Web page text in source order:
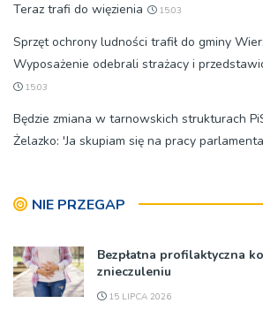
Teraz trafi do więzienia
15:03
Sprzęt ochrony ludności trafił do gminy
Wyposażenie odebrali strażacy i
15:03
Będzie zmiana w tarnowskich strukturach
Żelazko: 'Ja skupiam się na pracy
NIE PRZEGAP
Bezpłatna profilaktyczna
znieczuleniu
15 LIPCA 2026